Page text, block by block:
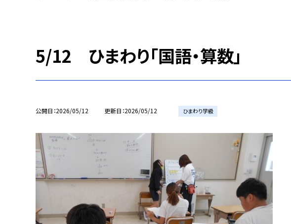
5/12 ひまわり「国語・算数」
公開日 2026/05/12 更新日 2026/05/12 ひまわり学級